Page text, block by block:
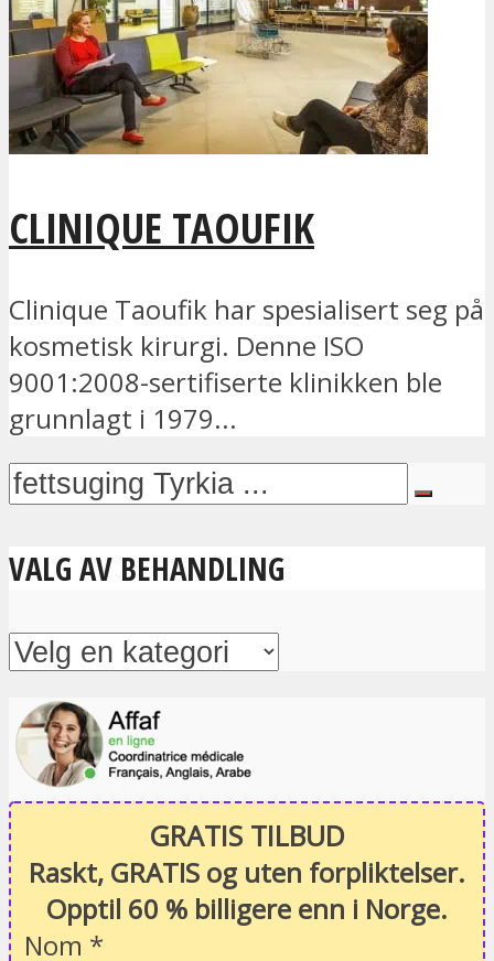
CLINIQUE TAOUFIK
Clinique Taoufik har spesialisert seg på
kosmetisk kirurgi. Denne ISO
9001:2008-sertifiserte klinikken ble
grunnlagt i 1979...
VALG AV BEHANDLING
GRATIS TILBUD
Raskt, GRATIS og uten forpliktelser.
Opptil 60 % billigere enn i Norge.
Nom *